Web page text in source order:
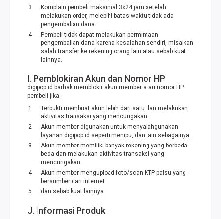
Komplain pembeli maksimal 3x24 jam setelah
melakukan order, melebihi batas waktu tidak ada
pengembalian dana.
Pembeli tidak dapat melakukan permintaan
pengembalian dana karena kesalahan sendiri, misalkan
salah transfer ke rekening orang lain atau sebab kuat
lainnya.
I. Pemblokiran Akun dan Nomor HP
digipop.id barhak memblokir akun member atau nomor HP
pembeli jika:
Terbukti membuat akun lebih dari satu dan melakukan
aktivitas transaksi yang mencurigakan.
Akun member digunakan untuk menyalahgunakan
layanan digipop.id seperti menipu, dan lain sebagainya.
Akun member memiliki banyak rekening yang berbeda-
beda dan melakukan aktivitas transaksi yang
mencurigakan.
Akun member mengupload foto/scan KTP palsu yang
bersumber dari internet.
dan sebab kuat lainnya.
J. Informasi Produk